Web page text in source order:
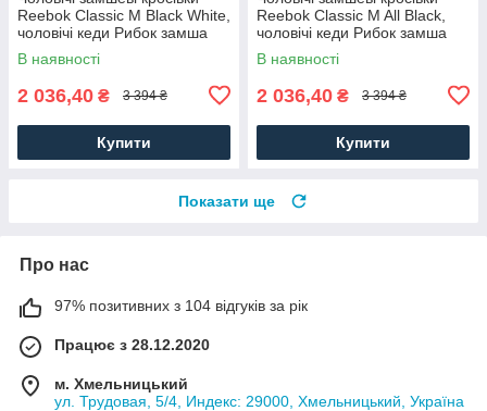
Reebok Classic M Black White,
чоловічі кеди Рибок замша
чорні. Чоловіче взуття
В наявності
2 036,40 ₴ 3 394 ₴
Купити
Reebok Classic M All Black,
чоловічі кеди Рибок замша
чорні. Чоловіче взуття
В наявності
2 036,40 ₴ 3 394 ₴
Купити
Показати ще
Про нас
97% позитивних з 104 відгуків за рік
Працює з 28.12.2020
м. Хмельницький
ул. Трудовая, 5/4, Индекс: 29000, Хмельницький, Україна